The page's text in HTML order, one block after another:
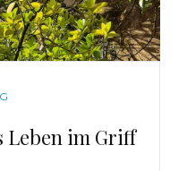
Leben im Griff